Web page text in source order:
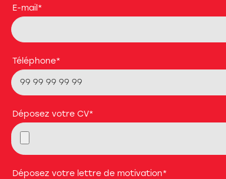
E-mail*
Téléphone*
Déposez votre CV*
Déposez votre lettre de motivation*